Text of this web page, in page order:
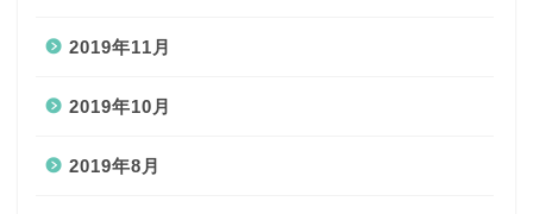
2019年11月
2019年10月
2019年8月